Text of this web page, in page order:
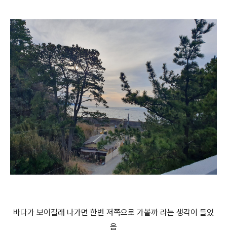
바다가 보이길래 나가면 한번 저쪽으로 가볼까 라는 생각이 들었
음